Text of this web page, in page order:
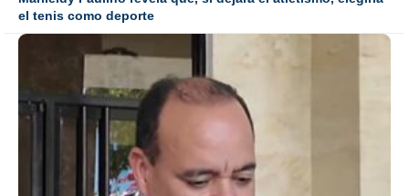
el tenis como deporte